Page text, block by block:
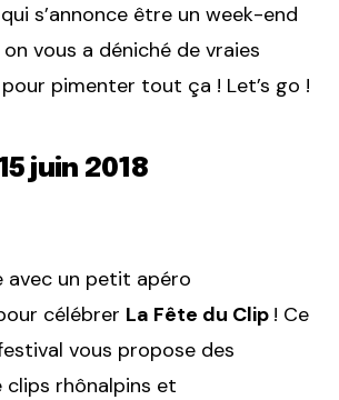
s’annonce être un week-end
vous a déniché de vraies
pimenter tout ça ! Let’s go !
juin 2018
avec un petit apéro
célébrer La Fête du Clip ! Ce
vous propose des
rhônalpins et